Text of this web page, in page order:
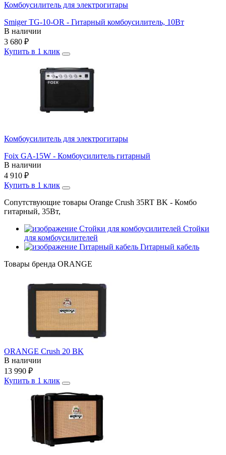
Комбоусилитель для электрогитары
Smiger TG-10-OR - Гитарный комбоусилитель, 10Вт
В наличии
3 680 ₽
Купить в 1 клик
Комбоусилитель для электрогитары
Foix GA-15W - Комбоусилитель гитарный
В наличии
4 910 ₽
Купить в 1 клик
Сопутствующие товары Orange Crush 35RT BK - Комбо
гитарный, 35Вт,
Стойки
для комбоусилителей
Гитарный кабель
Товары бренда ORANGE
ORANGE Crush 20 BK
В наличии
13 990 ₽
Купить в 1 клик